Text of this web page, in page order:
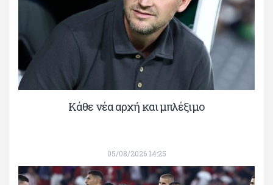
Κάθε νέα αρχή και μπλέξιμο
05/08/2026 14:25